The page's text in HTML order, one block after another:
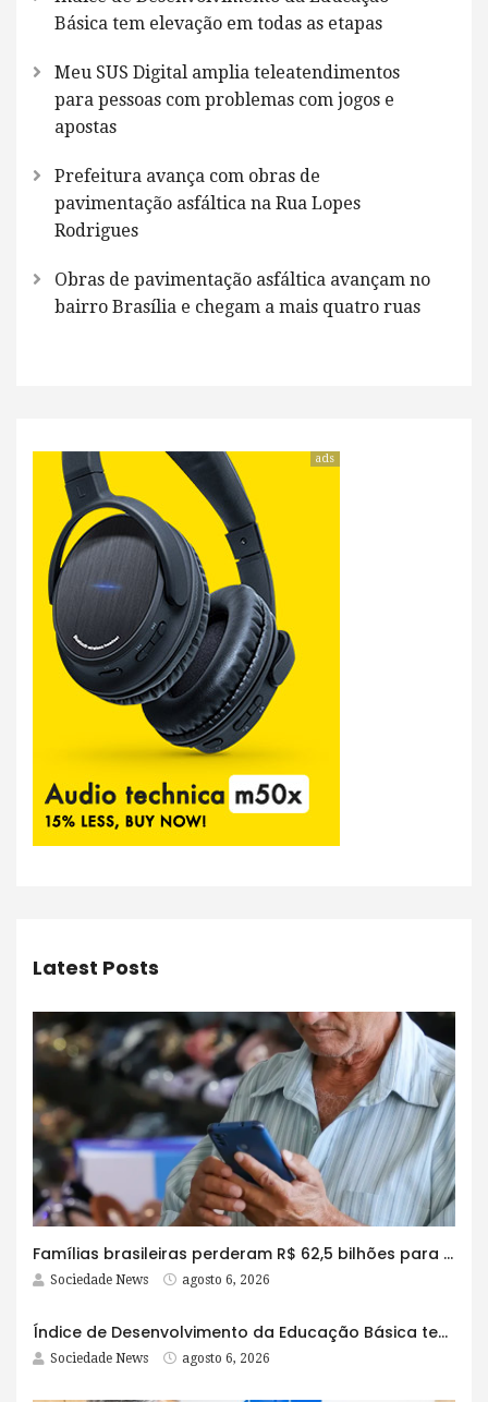
Básica tem elevação em todas as etapas
Meu SUS Digital amplia teleatendimentos
para pessoas com problemas com jogos e
apostas
Prefeitura avança com obras de
pavimentação asfáltica na Rua Lopes
Rodrigues
Obras de pavimentação asfáltica avançam no
bairro Brasília e chegam a mais quatro ruas
ads
Latest Posts
Famílias brasileiras perderam R$ 62,5 bilhões para bets em 2025
Sociedade News agosto 6, 2026
Índice de Desenvolvimento da Educação Básica tem elevação em todas as etapas
Sociedade News agosto 6, 2026